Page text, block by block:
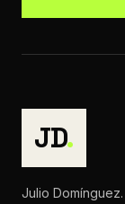
JD.
Julio